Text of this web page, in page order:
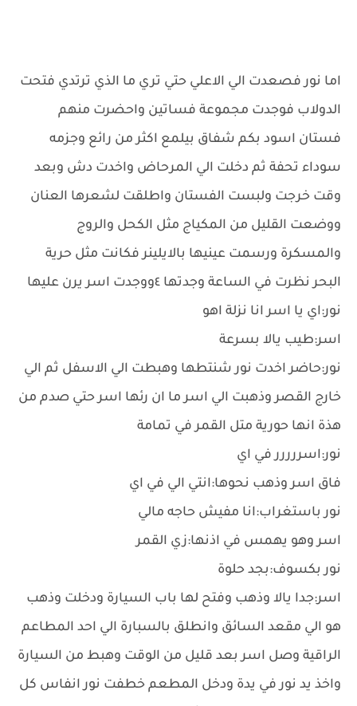
اما نور فصعدت الي الاعلي حتي تري ما الذي ترتدي فتحت
الدولاب فوجدت مجموعة فساتين واحضرت منهم
فستان اسود بكم شفاق بيلمع اكثر من رائع وجزمه
سوداء تحفة ثم دخلت الي المرحاض واخدت دش وبعد
وقت خرجت ولبست الفستان واطلقت لشعرها العنان
ووضعت القليل من المكياج مثل الكحل والروج
والمسكرة ورسمت عينيها بالايلينر فكانت مثل حرية
البحر نظرت في الساعة وجدتها ٤ووجدت اسر يرن عليها
نور:اي يا اسر انا نزلة اهو
اسر:طيب يالا بسرعة
نور:حاضر اخدت نور شنتطها وهبطت الي الاسفل ثم الي
خارج القصر وذهبت الي اسر ما ان رئها اسر حتي صدم من
هذة انها حورية متل القمر في تمامة
نور:اسررررر في اي
فاق اسر وذهب نحوها:انتي الي في اي
نور باستغراب:انا مفيش حاجه مالي
اسر وهو يهمس في اذنها:زي القمر
نور بكسوف:بجد حلوة
اسر:جدا يالا وذهب وفتح لها باب السيارة ودخلت وذهب
هو الي مقعد السائق وانطلق بالسبارة الي احد المطاعم
الراقية وصل اسر بعد قليل من الوقت وهبط من السيارة
واخذ يد نور في يدة ودخل المطعم خطفت نور انفاس كل